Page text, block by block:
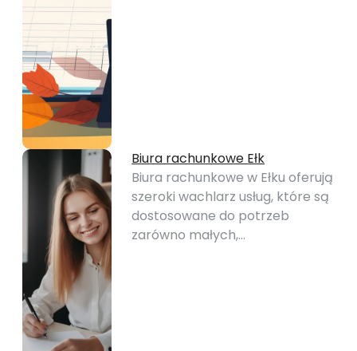
Biura rachunkowe Ełk
Biura rachunkowe w Ełku oferują
szeroki wachlarz usług, które są
dostosowane do potrzeb
zarówno małych,…